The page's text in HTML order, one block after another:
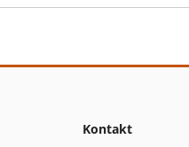
Kontakt